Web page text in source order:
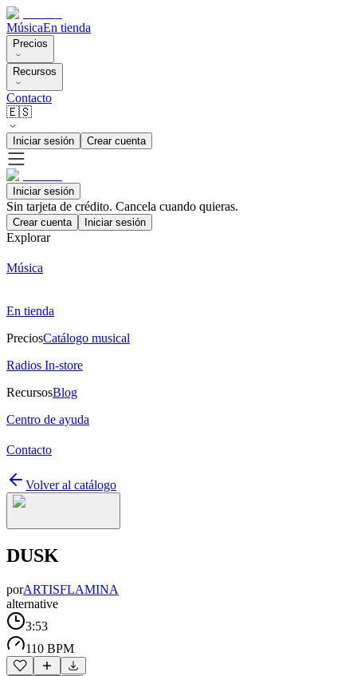
MúsicaEn tienda
Precios
Recursos
Contacto
🇪🇸
Iniciar sesión Crear cuenta
Iniciar sesión
Sin tarjeta de crédito. Cancela cuando quieras.
Crear cuenta Iniciar sesión
Explorar
Música
En tienda
PreciosCatálogo musical
Radios In-store
RecursosBlog
Centro de ayuda
Contacto
Volver al catálogo
DUSK
porARTISFLAMINA
alternative
3:53
110 BPM